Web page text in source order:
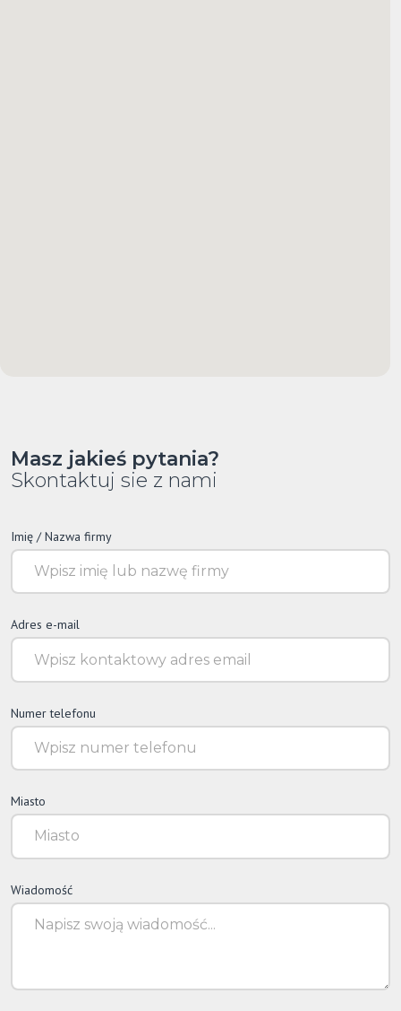
Masz jakieś pytania?
Skontaktuj sie z nami
Imię / Nazwa firmy
Adres e-mail
Numer telefonu
Miasto
Wiadomość